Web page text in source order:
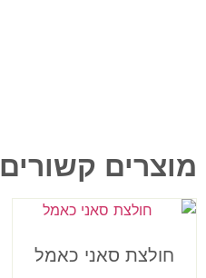
מוצרים קשורים
חולצת סאני כאמל